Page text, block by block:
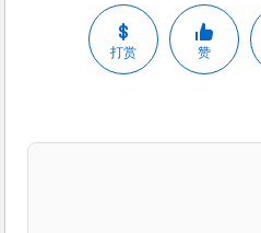
打赏 赞